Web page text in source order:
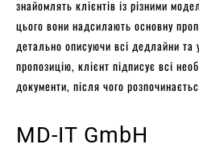
знайомлять клієнтів із різними
цього вони надсилають основну
детально описуючи всі дедлайни
пропозицію, клієнт підписує всі
документи, після чого
MD-IT GmbH